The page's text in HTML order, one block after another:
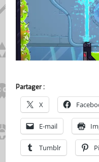
Partager :
X
E-mail
Tumblr